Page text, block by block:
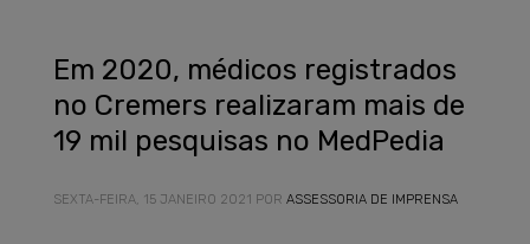
Em 2020, médicos registrados
no Cremers realizaram mais de
19 mil pesquisas no MedPedia
SEXTA-FEIRA, 15 JANEIRO 2021 POR ASSESSORIA DE IMPRENSA